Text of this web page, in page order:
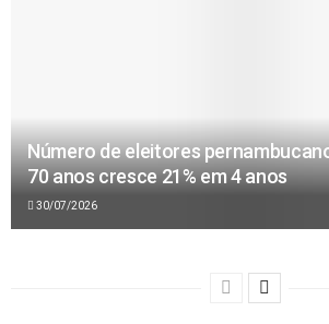
Número de eleitores
70 anos cresce 21% em 4 anos
30/07/2026